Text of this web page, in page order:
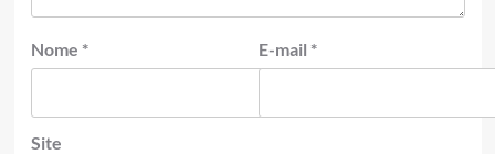
Nome * E-mail *
Site